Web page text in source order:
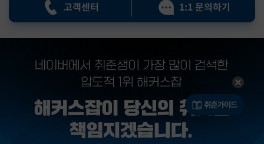
고객센터 1:1 문의하기